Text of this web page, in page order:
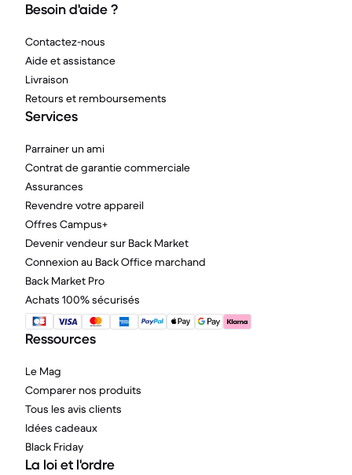
Besoin d'aide ?
Contactez-nous
Aide et assistance
Livraison
Retours et remboursements
Services
Parrainer un ami
Contrat de garantie commerciale
Assurances
Revendre votre appareil
Offres Campus+
Devenir vendeur sur Back Market
Connexion au Back Office marchand
Back Market Pro
Achats 100% sécurisés
Ressources
Le Mag
Comparer nos produits
Tous les avis clients
Idées cadeaux
Black Friday
La loi et l'ordre